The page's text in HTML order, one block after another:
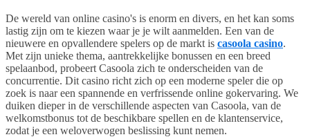
De wereld van online casino's is enorm en divers, en het kan soms
lastig zijn om te kiezen waar je je wilt aanmelden. Een van de
nieuwere en opvallendere spelers op de markt is casoola casino.
Met zijn unieke thema, aantrekkelijke bonussen en een breed
spelaanbod, probeert Casoola zich te onderscheiden van de
concurrentie. Dit casino richt zich op een moderne speler die op
zoek is naar een spannende en verfrissende online gokervaring. We
duiken dieper in de verschillende aspecten van Casoola, van de
welkomstbonus tot de beschikbare spellen en de klantenservice,
zodat je een weloverwogen beslissing kunt nemen.